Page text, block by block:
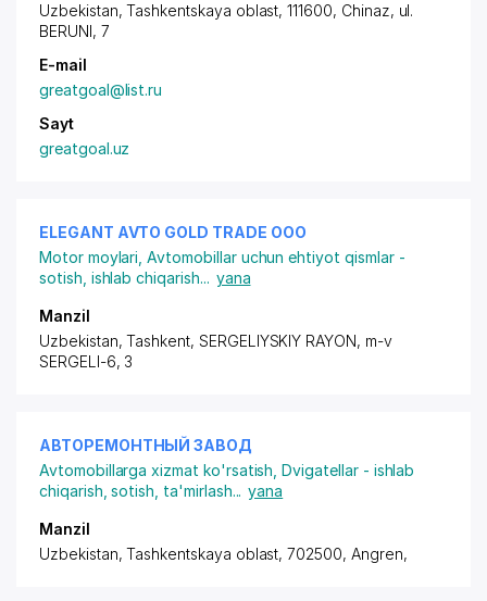
Uzbekistan, Tashkentskaya oblast, 111600, Chinaz, ul.
BERUNI, 7
E-mail
greatgoal@list.ru
Sayt
greatgoal.uz
ELEGANT AVTO GOLD TRADE ООО
Motor moylari ,Avtomobillar uchun ehtiyot qismlar -
sotish, ishlab chiqarish... yana
Manzil
Uzbekistan, Tashkent, SERGELIYSKIY RAYON, m-v
SERGELI-6, 3
АВТОРЕМОНТНЫЙ ЗАВОД
Avtomobillarga xizmat ko'rsatish ,Dvigatellar - ishlab
chiqarish, sotish, ta'mirlash... yana
Manzil
Uzbekistan, Tashkentskaya oblast, 702500, Angren,